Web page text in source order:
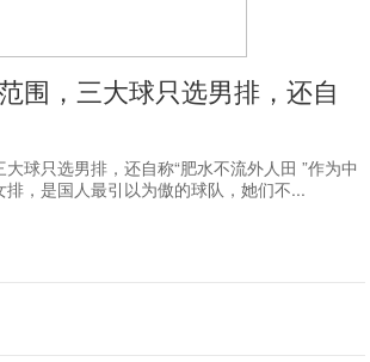
围，三大球只选男排，还自
球只选男排，还自称“肥水不流外人田 ”作为中
，是国人最引以为傲的球队，她们不...